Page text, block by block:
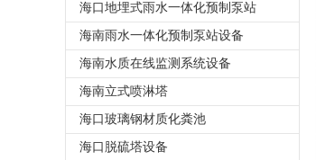
海口地埋式雨水一体化预制泵站
海南雨水一体化预制泵站设备
海南水质在线监测系统设备
海南立式喷淋塔
海口玻璃钢材质化粪池
海口脱硫塔设备